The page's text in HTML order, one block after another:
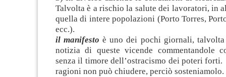
Talvolta è a rischio la salute dei lavoratori, in
quella di intere popolazioni (Porto Torres,
ecc.).
il manifesto è uno dei pochi giornali, talvolta
notizia di queste vicende commentandole
senza il timore dell’ostracismo dei poteri forti.
ragioni non può chiudere, perciò sosteniamolo.